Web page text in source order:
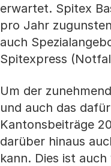
erwartet. Spitex
pro Jahr
auch
Spitexpress
Um der
und auch das
Kantonsbeiträge
darüber hinaus
kann. Dies ist